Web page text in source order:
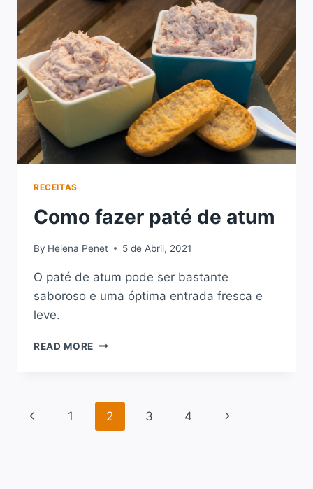
RECEITAS
Como fazer paté de atum
By Helena Penet 5 de Abril, 2021
O paté de atum pode ser bastante
saboroso e uma óptima entrada fresca e
leve.
READ MORE COMO
ATUM
Page
Previous
1 2 3 4
Next